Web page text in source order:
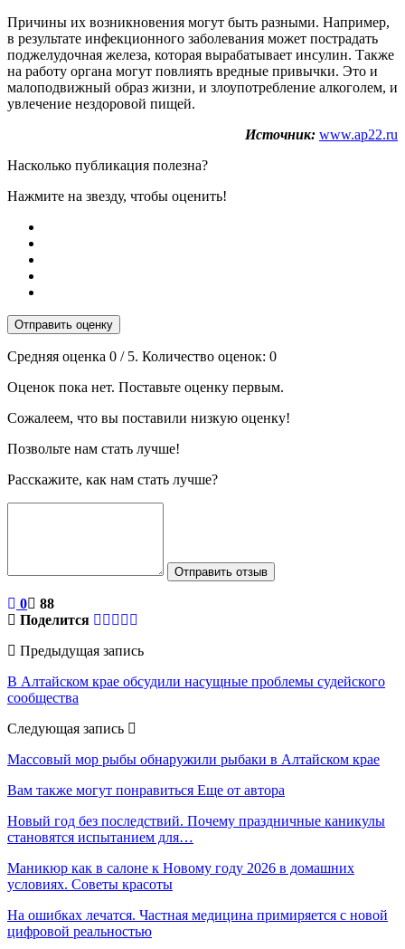
Причины их возникновения могут быть разными. Например,
в результате инфекционного заболевания может пострадать
поджелудочная железа, которая вырабатывает инсулин. Также
на работу органа могут повлиять вредные привычки. Это и
малоподвижный образ жизни, и злоупотребление алкоголем, и
увлечение нездоровой пищей.
Источник: www.ap22.ru
Насколько публикация полезна?
Нажмите на звезду, чтобы оценить!
Отправить оценку
Средняя оценка 0 / 5. Количество оценок: 0
Оценок пока нет. Поставьте оценку первым.
Сожалеем, что вы поставили низкую оценку!
Позвольте нам стать лучше!
Расскажите, как нам стать лучше?
Отправить отзыв
0
88
Поделится
Предыдущая запись
В Алтайском крае обсудили насущные проблемы судейского
сообщества
Следующая запись
Массовый мор рыбы обнаружили рыбаки в Алтайском крае
Вам также могут понравиться Еще от автора
Новый год без последствий. Почему праздничные каникулы
становятся испытанием для…
Маникюр как в салоне к Новому году 2026 в домашних
условиях. Советы красоты
На ошибках лечатся. Частная медицина примиряется с новой
цифровой реальностью